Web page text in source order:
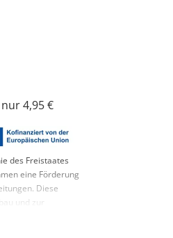
4,95 €
des Freistaates
eine Förderung
Diese
und zur
und